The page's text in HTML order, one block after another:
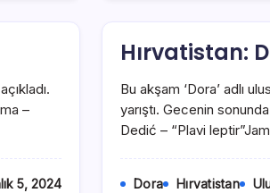
–
5, 2024
Hırvatistan:
Bu akşam ‘Dora’ adlı
yarıştı. Gecenin
Dedić – “Plavi
Dora Hırvatistan